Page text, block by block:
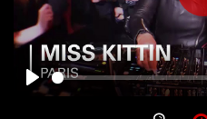
PLAY